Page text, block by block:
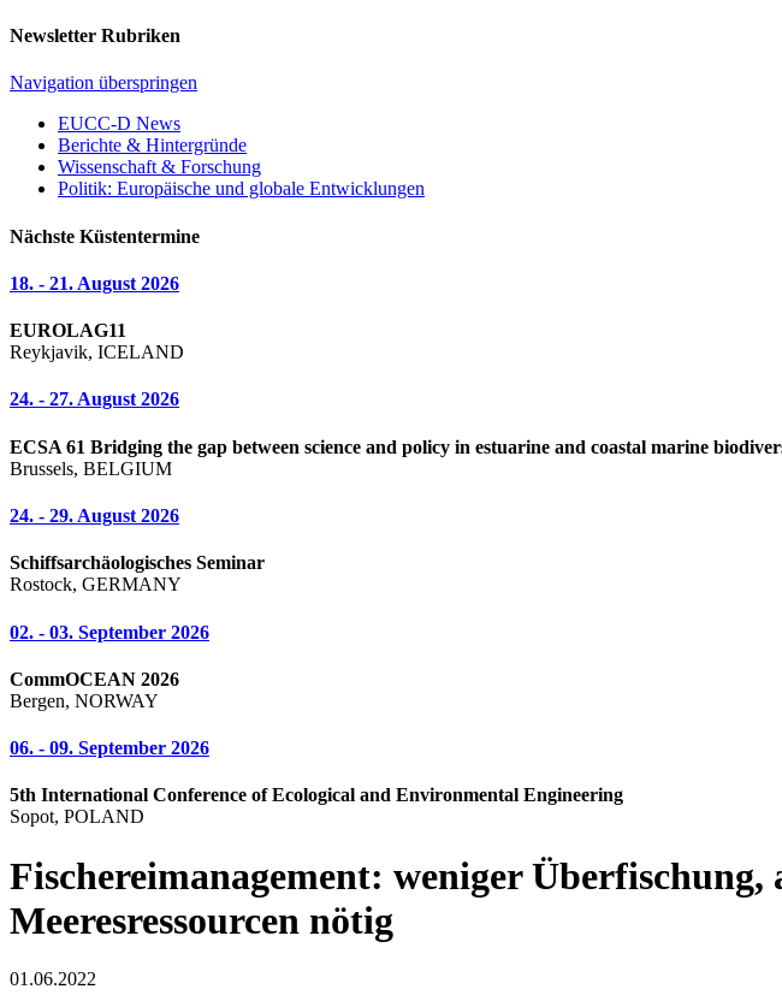
Newsletter Rubriken
Navigation überspringen
EUCC-D News
Berichte & Hintergründe
Wissenschaft & Forschung
Politik: Europäische und globale Entwicklungen
Nächste Küstentermine
18. - 21. August 2026
EUROLAG11
Reykjavik, ICELAND
24. - 27. August 2026
ECSA 61 Bridging the gap between science and policy in estuarine and coastal marine
Brussels, BELGIUM
24. - 29. August 2026
Schiffsarchäologisches Seminar
Rostock, GERMANY
02. - 03. September 2026
CommOCEAN 2026
Bergen, NORWAY
06. - 09. September 2026
5th International Conference of Ecological and Environmental Engineering
Sopot, POLAND
Fischereimanagement: weniger
Meeresressourcen nötig
01.06.2022